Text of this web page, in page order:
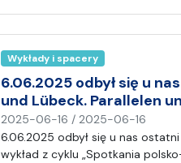
(
n
i
a
Wykłady i spacery
6.06.2025 odbył się u
und Lübeck. Parallelen
2025-06-16 / 2025-06-16
a
p
6.06.2025 odbył się u nas
wykład z cyklu „Spotkania